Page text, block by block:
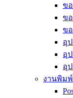
ข
ข
ข
อุ
อุ
อุ
งานพิม